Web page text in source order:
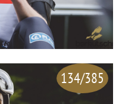
134/385